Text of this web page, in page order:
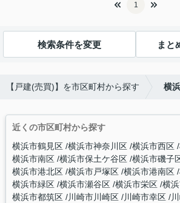
1
検索条件を変更 まと
【戸建(売買)】を市区町村から探す 横
近くの市区町村から探す
横浜市鶴見区 横浜市神奈川区 横浜市西区
横浜市南区 横浜市保土ケ谷区 横浜市磯子
横浜市港北区 横浜市戸塚区 横浜市港南区
横浜市緑区 横浜市瀬谷区 横浜市栄区 横
横浜市都筑区 川崎市川崎区 川崎市幸区